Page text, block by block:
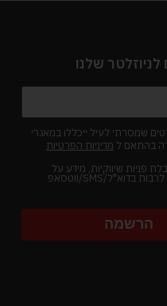
שלנו
שמסרתי לעיל ייכללו במאגרי
בהתאם ל מדיניות הפרטיות
פניות שיווקיות, מידע על
מבצעים והטבות לרבות בדוא"ל/SMS/ווטסאפ
הרשמה